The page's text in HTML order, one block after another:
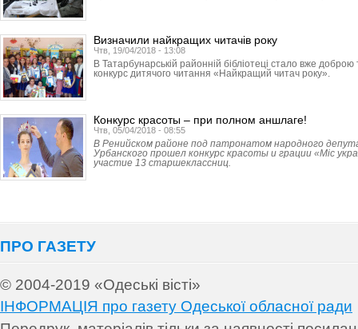
Визначили найкращих читачів року
Чтв, 19/04/2018 - 13:08
В Татарбунарській районній бібліотеці стало вже
конкурс дитячого читання «Найкращий читач року».
Конкурс красоты – при полном аншлаге!
Чтв, 05/04/2018 - 08:55
В Ренийском районе под патронатом народного
Урбанского прошел конкурс красоты и грации «Міс
участие 13 старшеклассниц.
ПРО ГАЗЕТУ
© 2004-2019 «Одеські вісті»
ІНФОРМАЦІЯ про газету Одеської обласної ради